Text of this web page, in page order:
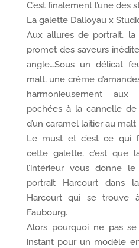
C’est finalement l’une des
La galette Dalloyau x
Aux allures de portrait,
promet des saveurs
angle…Sous un délicat
malt, une crème
harmonieusement
pochées à la cannelle de
d’un caramel laitier au malt
Le must et c’est ce qui
cette galette, c’est que
l’intérieur vous donne
portrait Harcourt dans
Harcourt qui se trouve
Faubourg.
Alors pourquoi ne pas
instant pour un modèle